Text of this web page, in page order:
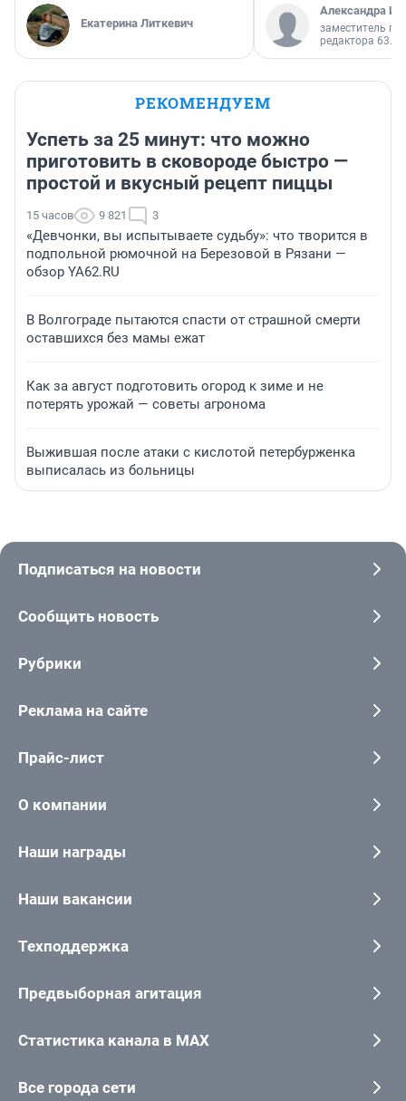
Екатерина Литкевич
Александра
заместитель
редактора 63.RU
РЕКОМЕНДУЕМ
Успеть за 25 минут: что можно
приготовить в сковороде быстро —
простой и вкусный рецепт пиццы
15 часов 9 821 3
«Девчонки, вы испытываете судьбу»: что творится в
подпольной рюмочной на Березовой в Рязани —
обзор YA62.RU
В Волгограде пытаются спасти от страшной смерти
оставшихся без мамы ежат
Как за август подготовить огород к зиме и не
потерять урожай — советы агронома
Выжившая после атаки с кислотой петербурженка
выписалась из больницы
Подписаться на новости
Сообщить новость
Рубрики
Реклама на сайте
Прайс-лист
О компании
Наши награды
Наши вакансии
Техподдержка
Предвыборная агитация
Статистика канала в MAX
Все города сети